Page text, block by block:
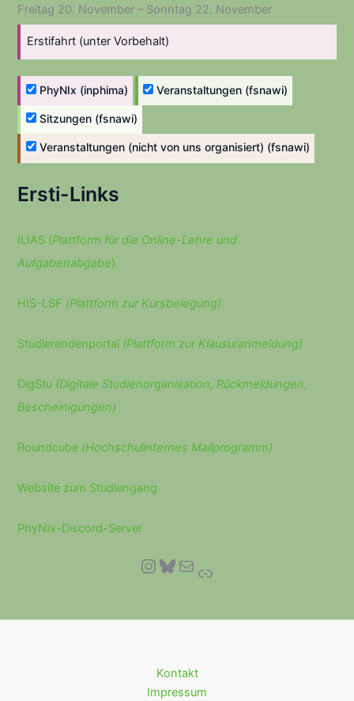
Freitag 20. November – Sonntag 22. November
Erstifahrt (unter Vorbehalt)
PhyNIx (inphima) Veranstaltungen (fsnawi)
Sitzungen (fsnawi)
Veranstaltungen (nicht von uns organisiert) (fsnawi)
Ersti-Links
ILIAS (Plattform für die Online-Lehre und
Aufgabenabgabe)
HIS-LSF (Plattform zur Kursbelegung)
Studierendenportal (Plattform zur Klausuranmeldung)
DigStu (Digitale Studienorganisation, Rückmeldungen,
Bescheinigungen)
Roundcube (Hochschulinternes Mailprogramm)
Website zum Studiengang
PhyNIx-Discord-Server
Instagram Bluesky E-Mail Link
Kontakt
Impressum